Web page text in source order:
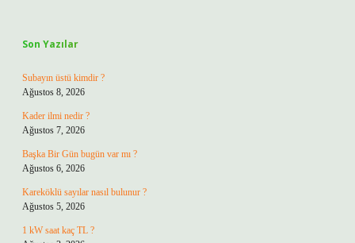
Son Yazılar
Subayın üstü kimdir ?
Ağustos 8, 2026
Kader ilmi nedir ?
Ağustos 7, 2026
Başka Bir Gün bugün var mı ?
Ağustos 6, 2026
Kareköklü sayılar nasıl bulunur ?
Ağustos 5, 2026
1 kW saat kaç TL ?